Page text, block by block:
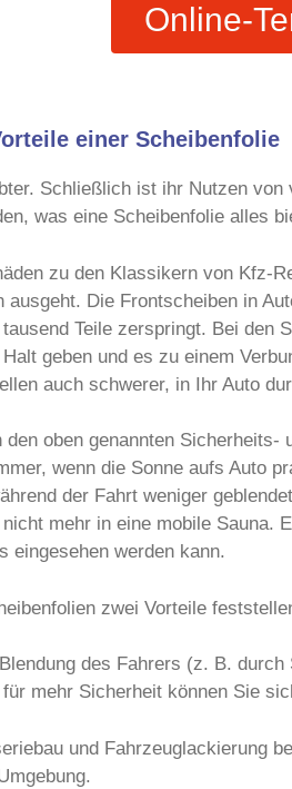
Online-
einer Scheibenfolie
Schließlich ist ihr Nutzen
was eine Scheibenfolie alles
zu den Klassikern von Kfz-
Die Frontscheiben in
Teile zerspringt. Bei
geben und es zu einem
auch schwerer, in Ihr Auto
den oben genannten
wenn die Sonne aufs Auto
der Fahrt weniger
mehr in eine mobile Sauna.
eingesehen werden kann.
zwei Vorteile
des Fahrers (z. B.
mehr Sicherheit können Sie
und Fahrzeuglackierung